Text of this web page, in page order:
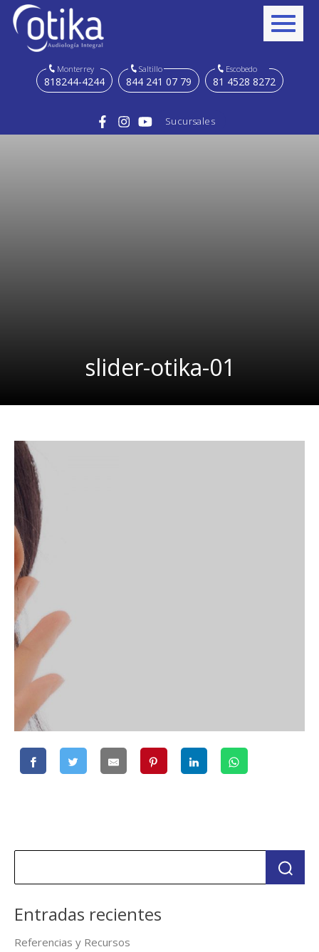
Monterrey
818244-4244
Saltillo
844 241 07 79
Escobedo
81 4528 8272
Sucursales
slider-otika-01
Entradas recientes
Referencias y Recursos